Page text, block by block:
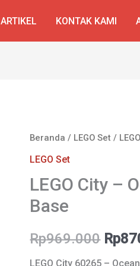
ARTIKEL KONTAK KAMI
Beranda / LEGO Set /
LEGO Set
LEGO City –
Base
Rp969.000 Rp
LEGO City 60265 –